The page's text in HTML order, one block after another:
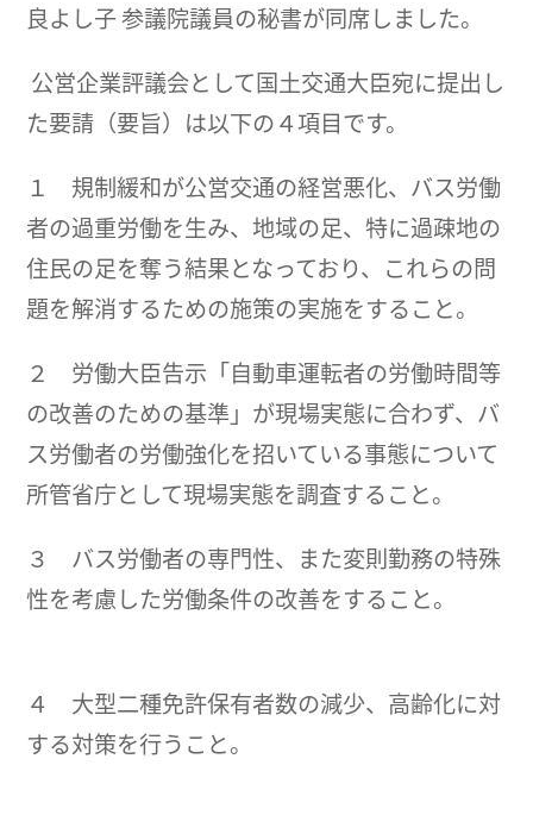
良よし子 参議院議員の秘書が同席しました。
公営企業評議会として国土交通大臣宛に提出し
た要請（要旨）は以下の４項目です。
１ 規制緩和が公営交通の経営悪化、バス労働
者の過重労働を生み、地域の足、特に過疎地の
住民の足を奪う結果となっており、これらの問
題を解消するための施策の実施をすること。
２ 労働大臣告示「自動車運転者の労働時間等
の改善のための基準」が現場実態に合わず、バ
ス労働者の労働強化を招いている事態について
所管省庁として現場実態を調査すること。
３ バス労働者の専門性、また変則勤務の特殊
性を考慮した労働条件の改善をすること。
４ 大型二種免許保有者数の減少、高齢化に対
する対策を行うこと。